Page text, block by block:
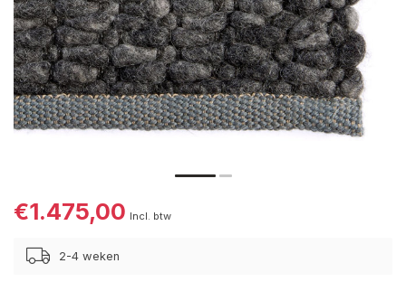
€1.475,00 Incl. btw
2-4 weken